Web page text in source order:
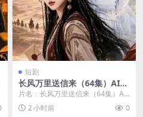
短剧
长风万里送信来（64集）AI短
剧 (2026)
片名：长风万里送信来（64集）AI
短剧 (2026) 分类：短剧 年份：202
6... 2 小时前 0